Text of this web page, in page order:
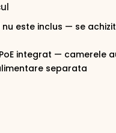
este inclus — se
integrat — camerele
separata